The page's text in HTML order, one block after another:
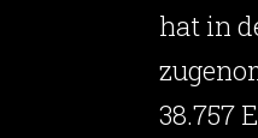
hat in
38.757